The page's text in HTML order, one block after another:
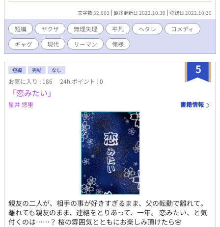
タレ流され受け） イラスト：次之B（@tuginoB_666）様
文字数 32,663 最終更新日 2022.10.30 登録日 2022.10.30
短編 ヤクザ 無理矢理 平凡 ヘタレ
コメディ
ギャグ
現代 リーマン 俺様
5
短編 完結 なし
お気に入り : 186 24h.ポイント : 0
「恋みたい」
星井 悠里 書籍情報
親友の二人が、相手の事が好きすぎるまま、父の転勤で離れて。
離れても親友のまま、連絡をとりあって、一年。 恋みたい、と気
付くのは……？ 桜の雰囲気とともにお楽しみ頂けたら🌸